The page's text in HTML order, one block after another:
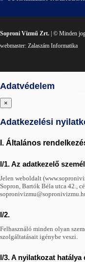
Soproni Vízmű Zrt. | © Minden
webmaster: Zalaszám Informatika
Adatvédelem
×
Adatkezelési
I. Általános
I/1. Az adatkezelő
Jelen weboldalt
Sopron, Bartók Béla utca 42.,
I/2.
Felhasználó minden olyan
szolgáltatásait igénybe veszi.
I/3. A nyilatkozat hatálya